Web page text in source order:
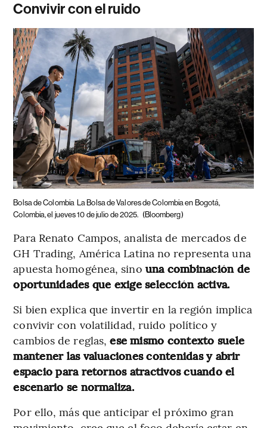
Convivir con el ruido
Bolsa de Colombia La Bolsa de Valores de Colombia en Bogotá,
Colombia, el jueves 10 de julio de 2025. (Bloomberg)
Para Renato Campos, analista de mercados de
GH Trading, América Latina no representa una
apuesta homogénea, sino una combinación de
oportunidades que exige selección activa.
Si bien explica que invertir en la región implica
convivir con volatilidad, ruido político y
cambios de reglas,ese mismo contexto suele
mantener las valuaciones contenidas y abrir
espacio para retornos atractivos cuando el
escenario se normaliza.
Por ello, más que anticipar el próximo gran